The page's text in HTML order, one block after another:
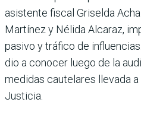
asistente fiscal Griselda
Martínez y Nélida Alcaraz,
pasivo y tráfico de
dio a conocer luego de la
medidas cautelares llevada
Justicia.